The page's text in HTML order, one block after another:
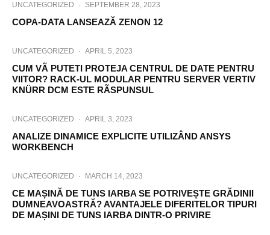
UNCATEGORIZED · SEPTEMBER 28, 2023
COPA-DATA LANSEAZĂ ZENON 12
UNCATEGORIZED · APRIL 5, 2023
CUM VÃ PUTETI PROTEJA CENTRUL DE DATE PENTRU
VIITOR? RACK-UL MODULAR PENTRU SERVER VERTIV
KNÜRR DCM ESTE RÃSPUNSUL
UNCATEGORIZED · APRIL 3, 2023
ANALIZE DINAMICE EXPLICITE UTILIZÂND ANSYS
WORKBENCH
UNCATEGORIZED · MARCH 14, 2023
CE MAȘINĂ DE TUNS IARBA SE POTRIVEȘTE GRĂDINII
DUMNEAVOASTRĂ? AVANTAJELE DIFERITELOR TIPURI
DE MAȘINI DE TUNS IARBA DINTR-O PRIVIRE